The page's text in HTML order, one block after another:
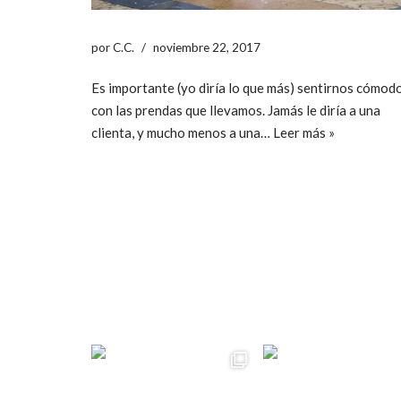
porC.C. noviembre 22, 2017
Es importante (yo diría lo que más) sentirnos
con las prendas que llevamos. Jamás le diría a una
clienta, y mucho menos a una… Leer más »